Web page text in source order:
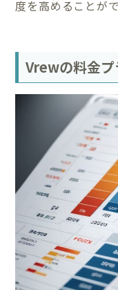
度を高めることがで
Vrewの料金